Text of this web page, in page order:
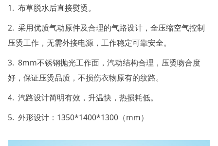
1. 布草脱水后直接熨烫。
2. 采用优质气动原件及合理的气路设计，全压缩空气控制
压烫工作，无需外接电源，工作稳定可靠安全。
3. 8mm不锈钢抛光工作面，汽动结构合理，压烫吻合度
好，保证压烫品质，不损伤衣物原有的纹路。
4. 汽路设计简明有效，升温快，热损耗低。
5. 外形设计：1350*1400*1300（mm）